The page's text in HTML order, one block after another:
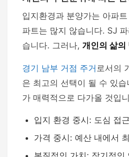
입지환경과 분양가는 아파
파트는 많지 않습니다. SJ
습니다. 그러나, 개인의 삶의
경기 남부 거점 주거 로서의
은 최고의 선택이 될 수 있
가 매력적으로 다가올 것입
입지 환경 중시: 도심 접
가격 중시: 예산 내에서